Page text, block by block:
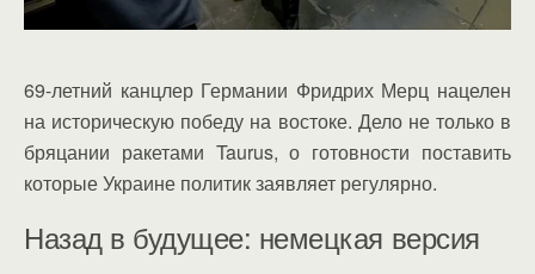
69-летний канцлер Германии Фридрих Мерц нацелен
на историческую победу на востоке. Дело не только в
бряцании ракетами Taurus, о готовности поставить
которые Украине политик заявляет регулярно.
Назад в будущее: немецкая версия